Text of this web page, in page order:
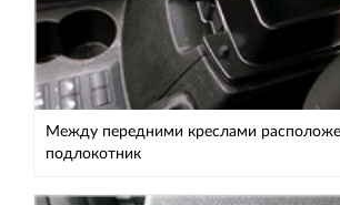
Между передними креслами
подлокотник